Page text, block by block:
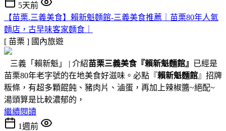
5天前
【苗栗.三義美食】賴新魁麵館-三義美食推薦｜苗栗80年人氣
麵店，古早味客家麵食｜
[ 苗栗 ] 國內旅遊
三義「賴新魁」 | 介紹苗栗三義美食『賴新魁麵館』 已經是
苗栗80年老字號的在地美食好滋味。必點『賴新魁麵館』招牌
粄條，有超多顆餛飩、豬肉片、滷蛋，再加上辣椒醬~絕配~
湯頭算是比較濃郁的，
繼續閱讀
1週前